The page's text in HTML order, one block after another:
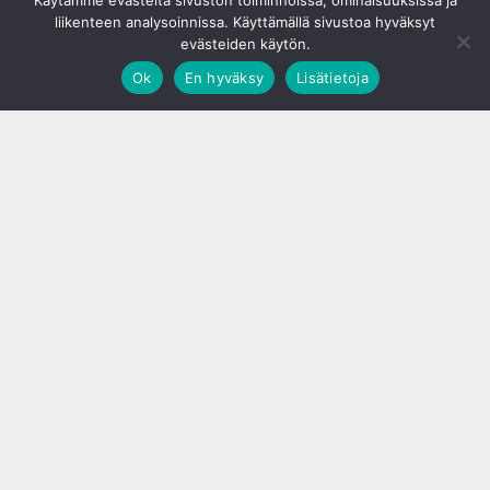
liikenteen analysoinnissa. Käyttämällä sivustoa hyväksyt
evästeiden käytön.
Ok
En hyväksy Lisätietoja